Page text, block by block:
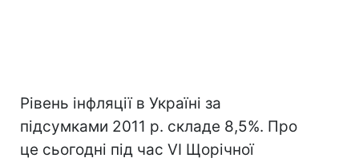
Рівень інфляції в Україні за
підсумками 2011 р. складе 8,5%. Про
це сьогодні під час VI Щорічної